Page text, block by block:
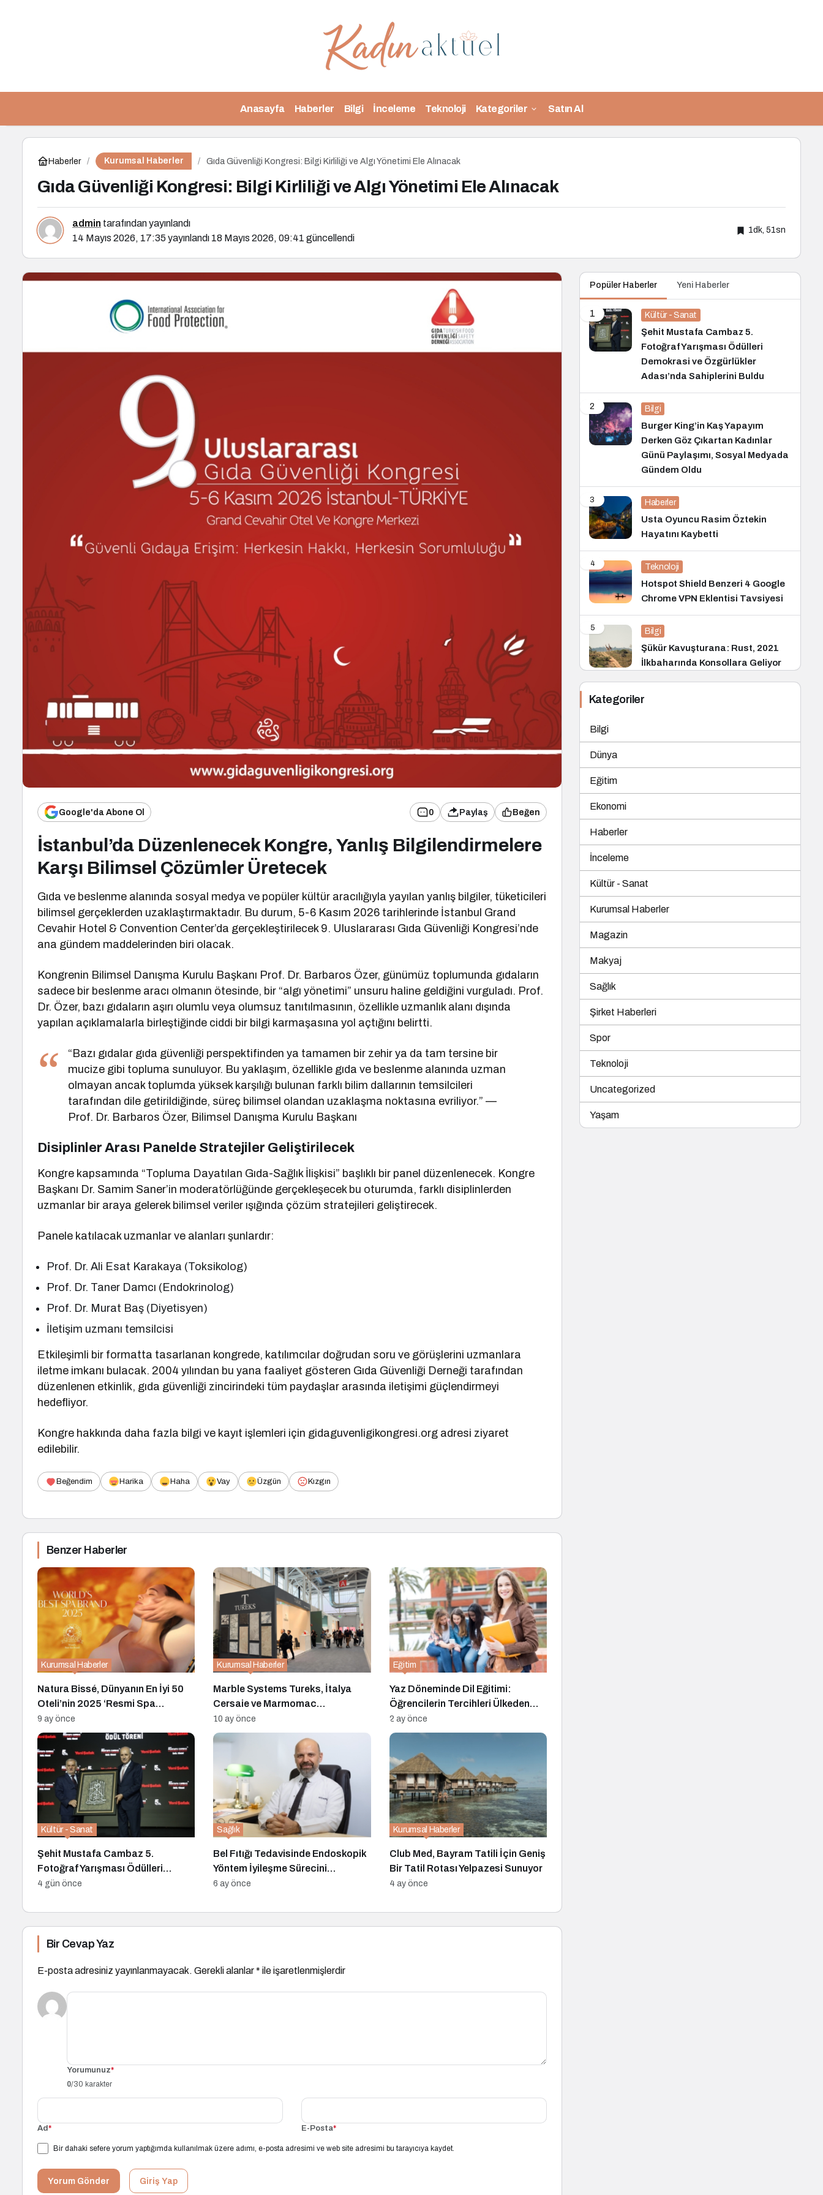
Anasayfa Haberler Bilgi İnceleme Teknoloji Kategoriler Satın Al
Haberler Kurumsal Haberler Gıda Güvenliği Kongresi: Bilgi Kirliliği ve Algı Yönetimi Ele Alınacak
Gıda Güvenliği Kongresi: Bilgi Kirliliği ve Algı Yönetimi Ele Alınacak
admin tarafından yayınlandı
14 Mayıs 2026, 17:35 yayınlandı 18 Mayıs 2026, 09:41 güncellendi
1dk, 51sn
Google'da Abone Ol 0 Paylaş Beğen
İstanbul’da Düzenlenecek Kongre, Yanlış Bilgilendirmelere
Karşı Bilimsel Çözümler Üretecek
Gıda ve beslenme alanında sosyal medya ve popüler kültür aracılığıyla yayılan yanlış bilgiler, tüketicileri
bilimsel gerçeklerden uzaklaştırmaktadır. Bu durum, 5-6 Kasım 2026 tarihlerinde İstanbul Grand
Cevahir Hotel & Convention Center’da gerçekleştirilecek 9. Uluslararası Gıda Güvenliği Kongresi’nde
ana gündem maddelerinden biri olacak.
Kongrenin Bilimsel Danışma Kurulu Başkanı Prof. Dr. Barbaros Özer, günümüz toplumunda gıdaların
sadece bir beslenme aracı olmanın ötesinde, bir “algı yönetimi” unsuru haline geldiğini vurguladı. Prof.
Dr. Özer, bazı gıdaların aşırı olumlu veya olumsuz tanıtılmasının, özellikle uzmanlık alanı dışında
yapılan açıklamalarla birleştiğinde ciddi bir bilgi karmaşasına yol açtığını belirtti.
“Bazı gıdalar gıda güvenliği perspektifinden ya tamamen bir zehir ya da tam tersine bir
mucize gibi topluma sunuluyor. Bu yaklaşım, özellikle gıda ve beslenme alanında uzman
olmayan ancak toplumda yüksek karşılığı bulunan farklı bilim dallarının temsilcileri
tarafından dile getirildiğinde, süreç bilimsel olandan uzaklaşma noktasına evriliyor.” —
Prof. Dr. Barbaros Özer, Bilimsel Danışma Kurulu Başkanı
Disiplinler Arası Panelde Stratejiler Geliştirilecek
Kongre kapsamında “Topluma Dayatılan Gıda-Sağlık İlişkisi” başlıklı bir panel düzenlenecek. Kongre
Başkanı Dr. Samim Saner’in moderatörlüğünde gerçekleşecek bu oturumda, farklı disiplinlerden
uzmanlar bir araya gelerek bilimsel veriler ışığında çözüm stratejileri geliştirecek.
Panele katılacak uzmanlar ve alanları şunlardır:
Prof. Dr. Ali Esat Karakaya (Toksikolog)
Prof. Dr. Taner Damcı (Endokrinolog)
Prof. Dr. Murat Baş (Diyetisyen)
İletişim uzmanı temsilcisi
Etkileşimli bir formatta tasarlanan kongrede, katılımcılar doğrudan soru ve görüşlerini uzmanlara
iletme imkanı bulacak. 2004 yılından bu yana faaliyet gösteren Gıda Güvenliği Derneği tarafından
düzenlenen etkinlik, gıda güvenliği zincirindeki tüm paydaşlar arasında iletişimi güçlendirmeyi
hedefliyor.
Kongre hakkında daha fazla bilgi ve kayıt işlemleri için gidaguvenligikongresi.org adresi ziyaret
edilebilir.
Beğendim Harika Haha Vay Üzgün Kızgın
Benzer Haberler
Natura Bissé, Dünyanın En İyi 50
Oteli’nin 2025 ‘Resmi Spa
Markası’ Seçildi
Kurumsal Haberler
9 ay önce
Marble Systems Tureks, İtalya
Cersaie ve Marmomac
Fuarlarında İlgi Odağı Oldu
Kurumsal Haberler
10 ay önce
Yaz Döneminde Dil Eğitimi:
Öğrencilerin Tercihleri Ülkeden
Şehre Kayıyor, Detaylı Analizler
Öne Çıkıyor
Eğitim
2 ay önce
Şehit Mustafa Cambaz 5.
Fotoğraf Yarışması Ödülleri
Demokrasi ve Özgürlükler
Kültür - Sanat
4 gün önce
Bel Fıtığı Tedavisinde Endoskopik
Yöntem İyileşme Sürecini
Hızlandırıyor
Sağlık
6 ay önce
Club Med, Bayram Tatili İçin Geniş
Bir Tatil Rotası Yelpazesi Sunuyor
Kurumsal Haberler
4 ay önce
Bir Cevap Yaz
E-posta adresiniz yayınlanmayacak. Gerekli alanlar* ile işaretlenmişlerdir
Yorumunuz*
0/30 karakter
Ad* E-Posta*
Bir dahaki sefere yorum yaptığımda kullanılmak üzere adımı, e-posta adresimi ve web site adresimi bu tarayıcıya kaydet.
Yorum Gönder Giriş Yap
Popüler Haberler Yeni Haberler
1 Kültür - Sanat
Şehit Mustafa Cambaz 5.
Fotoğraf Yarışması Ödülleri
Demokrasi ve Özgürlükler
Adası’nda Sahiplerini Buldu
2 Bilgi
Burger King’in Kaş Yapayım
Derken Göz Çıkartan Kadınlar
Günü Paylaşımı, Sosyal Medyada
Gündem Oldu
3 Haberler
Usta Oyuncu Rasim Öztekin
Hayatını Kaybetti
4 Teknoloji
Hotspot Shield Benzeri 4 Google
Chrome VPN Eklentisi Tavsiyesi
5 Bilgi
Şükür Kavuşturana: Rust, 2021
İlkbaharında Konsollara Geliyor
Kategoriler
Bilgi
Dünya
Eğitim
Ekonomi
Haberler
İnceleme
Kültür - Sanat
Kurumsal Haberler
Magazin
Makyaj
Sağlık
Şirket Haberleri
Spor
Teknoloji
Uncategorized
Yaşam